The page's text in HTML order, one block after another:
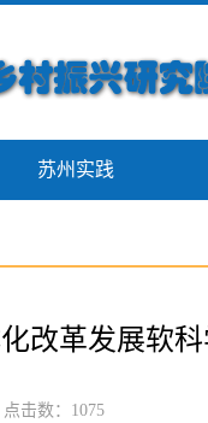
苏州实践
改革发展软
击数： 1075